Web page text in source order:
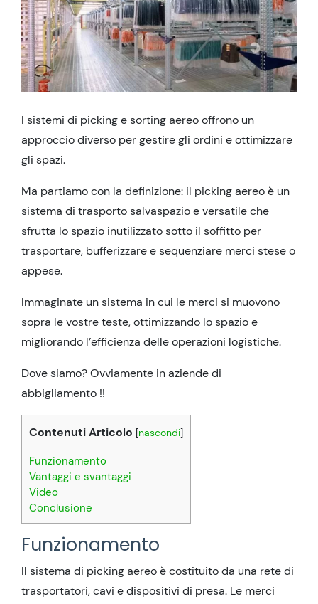
I sistemi di picking e sorting aereo offrono un
approccio diverso per gestire gli ordini e ottimizzare
gli spazi.
Ma partiamo con la definizione: il picking aereo è un
sistema di trasporto salvaspazio e versatile che
sfrutta lo spazio inutilizzato sotto il soffitto per
trasportare, bufferizzare e sequenziare merci stese o
appese.
Immaginate un sistema in cui le merci si muovono
sopra le vostre teste, ottimizzando lo spazio e
migliorando l’efficienza delle operazioni logistiche.
Dove siamo? Ovviamente in aziende di
abbigliamento !!
Contenuti Articolo [nascondi]
Funzionamento
Vantaggi e svantaggi
Video
Conclusione
Funzionamento
Il sistema di picking aereo è costituito da una rete di
trasportatori, cavi e dispositivi di presa. Le merci